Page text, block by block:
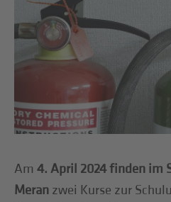
Am4. April 2024 finden im
Meran zwei Kurse zur